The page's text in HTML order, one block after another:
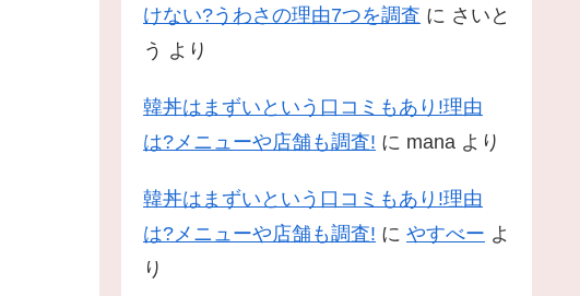
けない?うわさの理由7つを調査 に さいと
う より
韓丼はまずいという口コミもあり!理由
は?メニューや店舗も調査! に mana より
韓丼はまずいという口コミもあり!理由
は?メニューや店舗も調査! に やすべー よ
り